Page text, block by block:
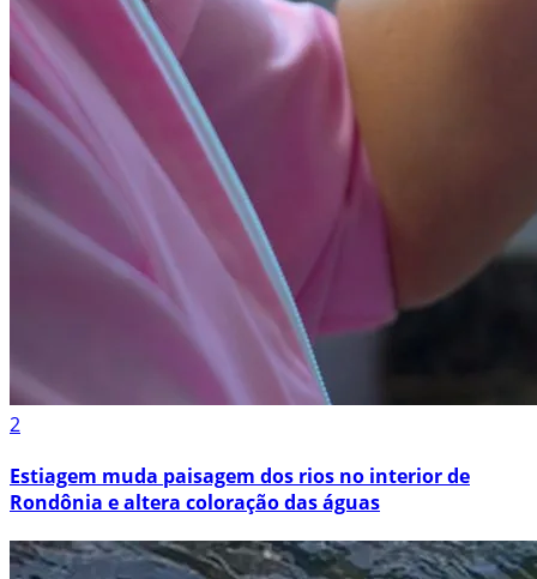
2
Estiagem muda paisagem dos rios no interior de
Rondônia e altera coloração das águas